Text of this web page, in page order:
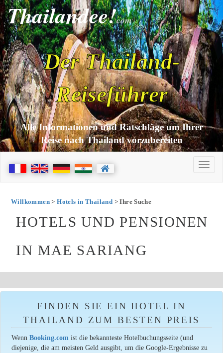
Thailandee!com
Der Thailand-
Reiseführer
Alle Informationen und Ratschläge um Ihrer
Reise nach Thailand vorzubereiten
Willkommen>Hotels in Thailand > Ihre Suche
HOTELS UND PENSIONEN
IN MAE SARIANG
FINDEN SIE EIN HOTEL IN
THAILAND ZUM BESTEN PREIS
WennBooking.comist die bekannteste Hotelbuchungsseite (und
diejenige, die am meisten Geld ausgibt, um die Google-Ergebnisse zu